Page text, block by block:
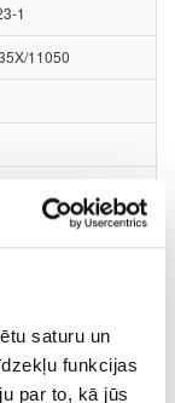
saturu un
funkcijas
par to, kā jūs
1
11050